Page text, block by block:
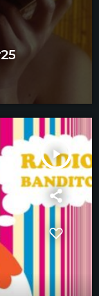
play_arrow